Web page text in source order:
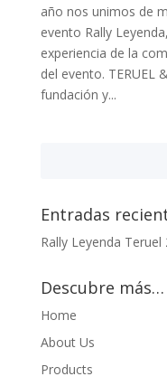
año nos unimos de
evento Rally
experiencia de la
del evento. TERUEL
fundación y...
Entradas
Rally Leyenda Teruel
Descubre más…
Home
About Us
Products